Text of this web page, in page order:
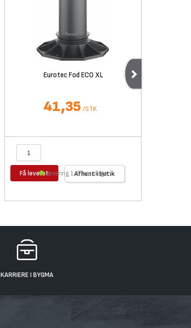
Eurotec Fod ECO XL
41,35 /STK
Få leveret Afhent i butik
Levering 1-2 hverdage
KARRIERE I BYGMA